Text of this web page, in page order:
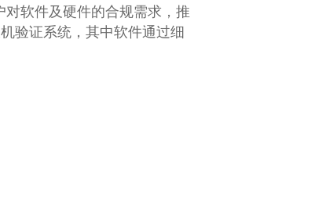
软件及硬件的合规需求，推
验证系统，其中软件通过细